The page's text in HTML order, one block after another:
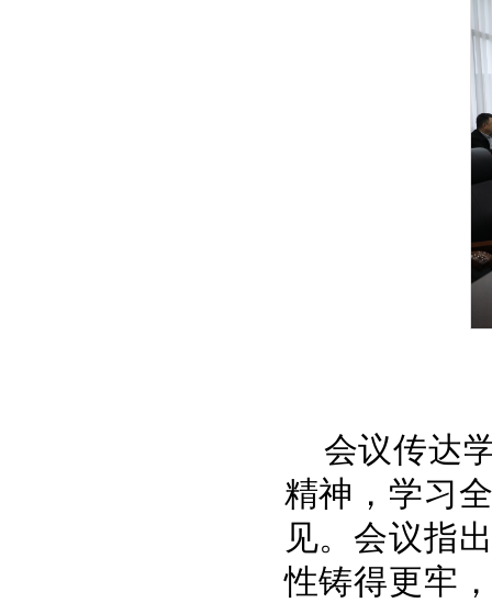
会议传达
精神，学习
见。会议指
性铸得更牢